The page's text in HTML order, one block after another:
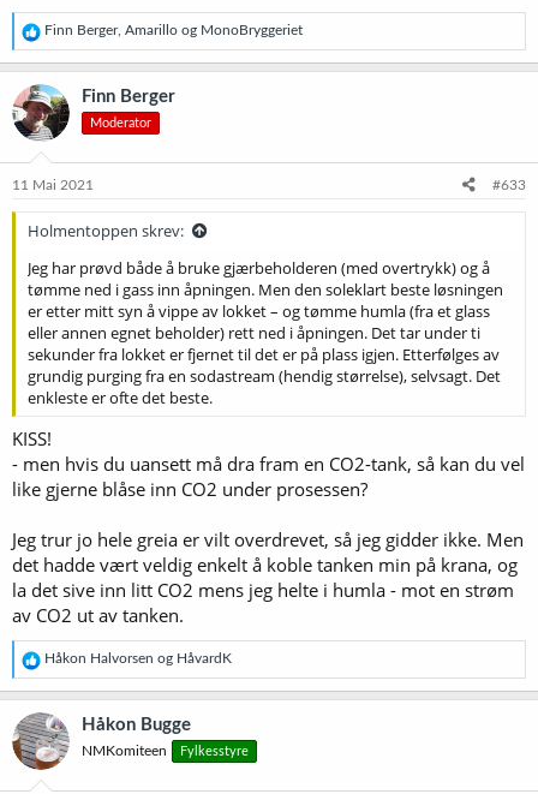
R
e
a
k
s
j
o
e
Finn Berger, Amarillo og MonoBryggeriet
Finn Berger
Moderator
11 Mai 2021 #633
Holmentoppen skrev:
Jeg har prøvd både å bruke gjærbeholderen (med overtrykk) og å
tømme ned i gass inn åpningen. Men den soleklart beste løsningen
er etter mitt syn å vippe av lokket – og tømme humla (fra et glass
eller annen egnet beholder) rett ned i åpningen. Det tar under ti
sekunder fra lokket er fjernet til det er på plass igjen. Etterfølges av
grundig purging fra en sodastream (hendig størrelse), selvsagt. Det
enkleste er ofte det beste.
KISS!
- men hvis du uansett må dra fram en CO2-tank, så kan du vel
like gjerne blåse inn CO2 under prosessen?
Jeg trur jo hele greia er vilt overdrevet, så jeg gidder ikke. Men
det hadde vært veldig enkelt å koble tanken min på krana, og
la det sive inn litt CO2 mens jeg helte i humla - mot en strøm
av CO2 ut av tanken.
R
e
a
k
s
j
o
Håkon Halvorsen og HåvardK
Håkon Bugge
NMKomiteen Fylkesstyre